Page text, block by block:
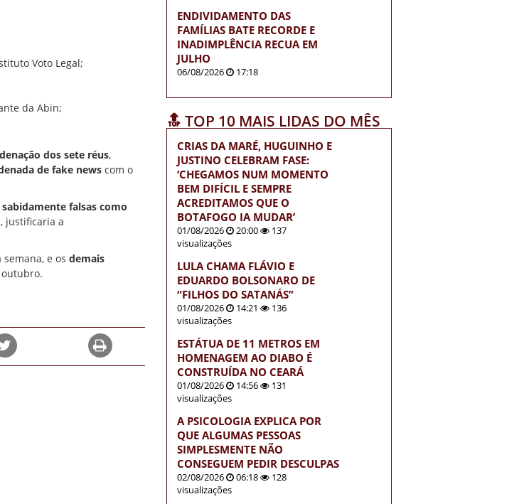
Voto Legal;
da Abin;
dos sete réus,
de fake news com o
falsas como
justificaria a
e os demais
ENDIVIDAMENTO DAS
FAMÍLIAS BATE RECORDE E
INADIMPLÊNCIA RECUA EM
JULHO
06/08/2026 17:18
🔝 TOP 10 MAIS LIDAS DO MÊS
CRIAS DA MARÉ, HUGUINHO E
JUSTINO CELEBRAM FASE:
‘CHEGAMOS NUM MOMENTO
BEM DIFÍCIL E SEMPRE
ACREDITAMOS QUE O
BOTAFOGO IA MUDAR’
01/08/2026 20:00
137
visualizações
LULA CHAMA FLÁVIO E
EDUARDO BOLSONARO DE
“FILHOS DO SATANÁS”
01/08/2026 14:21
136
visualizações
ESTÁTUA DE 11 METROS EM
HOMENAGEM AO DIABO É
CONSTRUÍDA NO CEARÁ
01/08/2026 14:56
131
visualizações
A PSICOLOGIA EXPLICA POR
QUE ALGUMAS PESSOAS
SIMPLESMENTE NÃO
CONSEGUEM PEDIR DESCULPAS
02/08/2026 06:18
128
visualizações